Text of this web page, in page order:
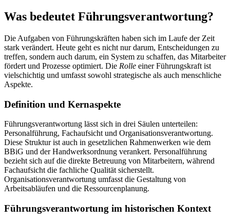
Was bedeutet Führungsverantwortung?
Die Aufgaben von Führungskräften haben sich im Laufe der Zeit
stark verändert. Heute geht es nicht nur darum, Entscheidungen zu
treffen, sondern auch darum, ein System zu schaffen, das Mitarbeiter
fördert und Prozesse optimiert. Die Rolle einer Führungskraft ist
vielschichtig und umfasst sowohl strategische als auch menschliche
Aspekte.
Definition und Kernaspekte
Führungsverantwortung lässt sich in drei Säulen unterteilen:
Personalführung, Fachaufsicht und Organisationsverantwortung.
Diese Struktur ist auch in gesetzlichen Rahmenwerken wie dem
BBiG und der Handwerksordnung verankert. Personalführung
bezieht sich auf die direkte Betreuung von Mitarbeitern, während
Fachaufsicht die fachliche Qualität sicherstellt.
Organisationsverantwortung umfasst die Gestaltung von
Arbeitsabläufen und die Ressourcenplanung.
Führungsverantwortung im historischen Kontext